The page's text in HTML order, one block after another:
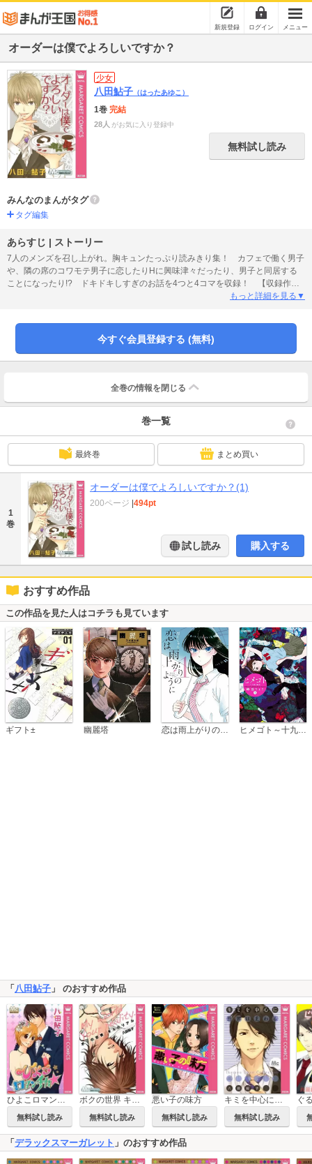
新規登録 ログイン メニュー
オーダーは僕でよろしいですか？
少女
八田鮎子 （はったあゆこ）
1巻 完結
28人 がお気に入り登録中
無料試し読み
みんなのまんがタグ
タグ編集
あらすじ | ストーリー
7人のメンズを召し上がれ。胸キュンたっぷり読みきり集！ カフェで働く男子
や、隣の席のコワモテ男子に恋したりHに興味津々だったり、男子と同居する
ことになったり!? ドキドキしすぎのお話を4つと4コマを収録！ 【収録作
品】オーダーは僕でよろしいですか？／ハルコイ／パワー オブ ラブ／フラ
もっと詳細を見る▼
今すぐ会員登録する (無料)
全巻の情報を 閉じる
巻一覧
最終巻 まとめ買い
1
巻
オーダーは僕でよろしいですか？(1)
200ページ 494pt
試し読み 購入する
おすすめ作品
この作品を見た人はコチラも見ています
ギフト± 幽麗塔 恋は雨上がりのように ヒメゴト～十九歳の制服～
「 八田鮎子 」 のおすすめ作品
ひよこロマンチカ★
無料試し読み
ボクの世界 キミのリアル
無料試し読み
悪い子の味方
無料試し読み
キミを中心に世界はまわる
無料試し読み
ぐ
「 デラックスマーガレット 」のおすすめ作品